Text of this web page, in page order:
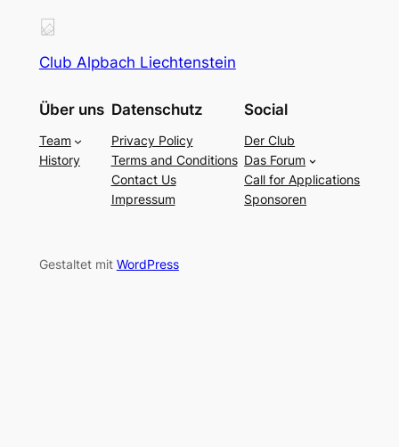
Club Alpbach Liechtenstein
Über uns
Team
History
Datenschutz
Privacy Policy
Terms and Conditions
Contact Us
Impressum
Social
Der Club
Das Forum
Call for Applications
Sponsoren
Gestaltet mit WordPress